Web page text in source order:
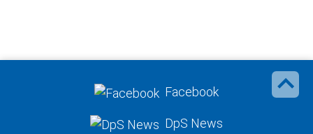
Facebook
DpS News